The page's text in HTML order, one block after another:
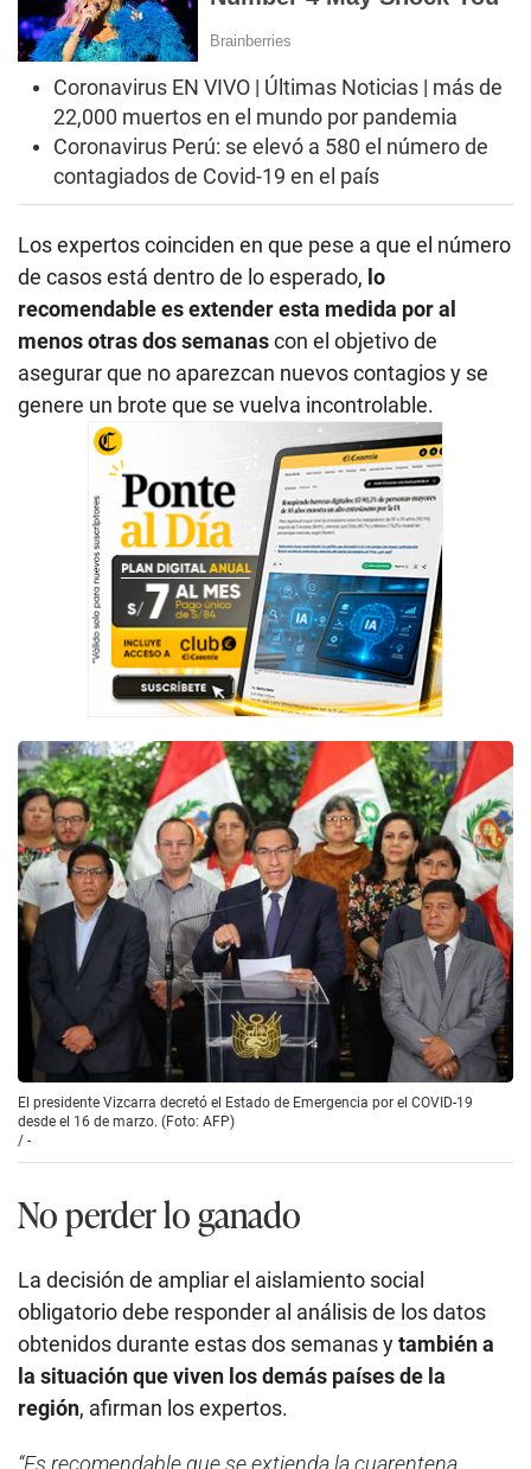
Coronavirus EN VIVO | Últimas Noticias | más de
22,000 muertos en el mundo por pandemia
Coronavirus Perú: se elevó a 580 el número de
contagiados de Covid-19 en el país
Los expertos coinciden en que pese a que el número
de casos está dentro de lo esperado, lo
recomendable es extender esta medida por al
menos otras dos semanascon el objetivo de
asegurar que no aparezcan nuevos contagios y se
genere un brote que se vuelva incontrolable.
El presidente Vizcarra decretó el Estado de Emergencia por el COVID-19
desde el 16 de marzo. (Foto: AFP)
/ -
No perder lo ganado
La decisión de ampliar el aislamiento social
obligatorio debe responder al análisis de los datos
obtenidos durante estas dos semanas ytambién a
la situación que viven los demás países de la
región, afirman los expertos.
“Es recomendable que se extienda la cuarentena.